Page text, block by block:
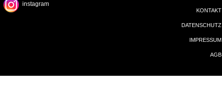
instagram
KONTAKT
DATENSCHUTZ
IMPRESSUM
AGB